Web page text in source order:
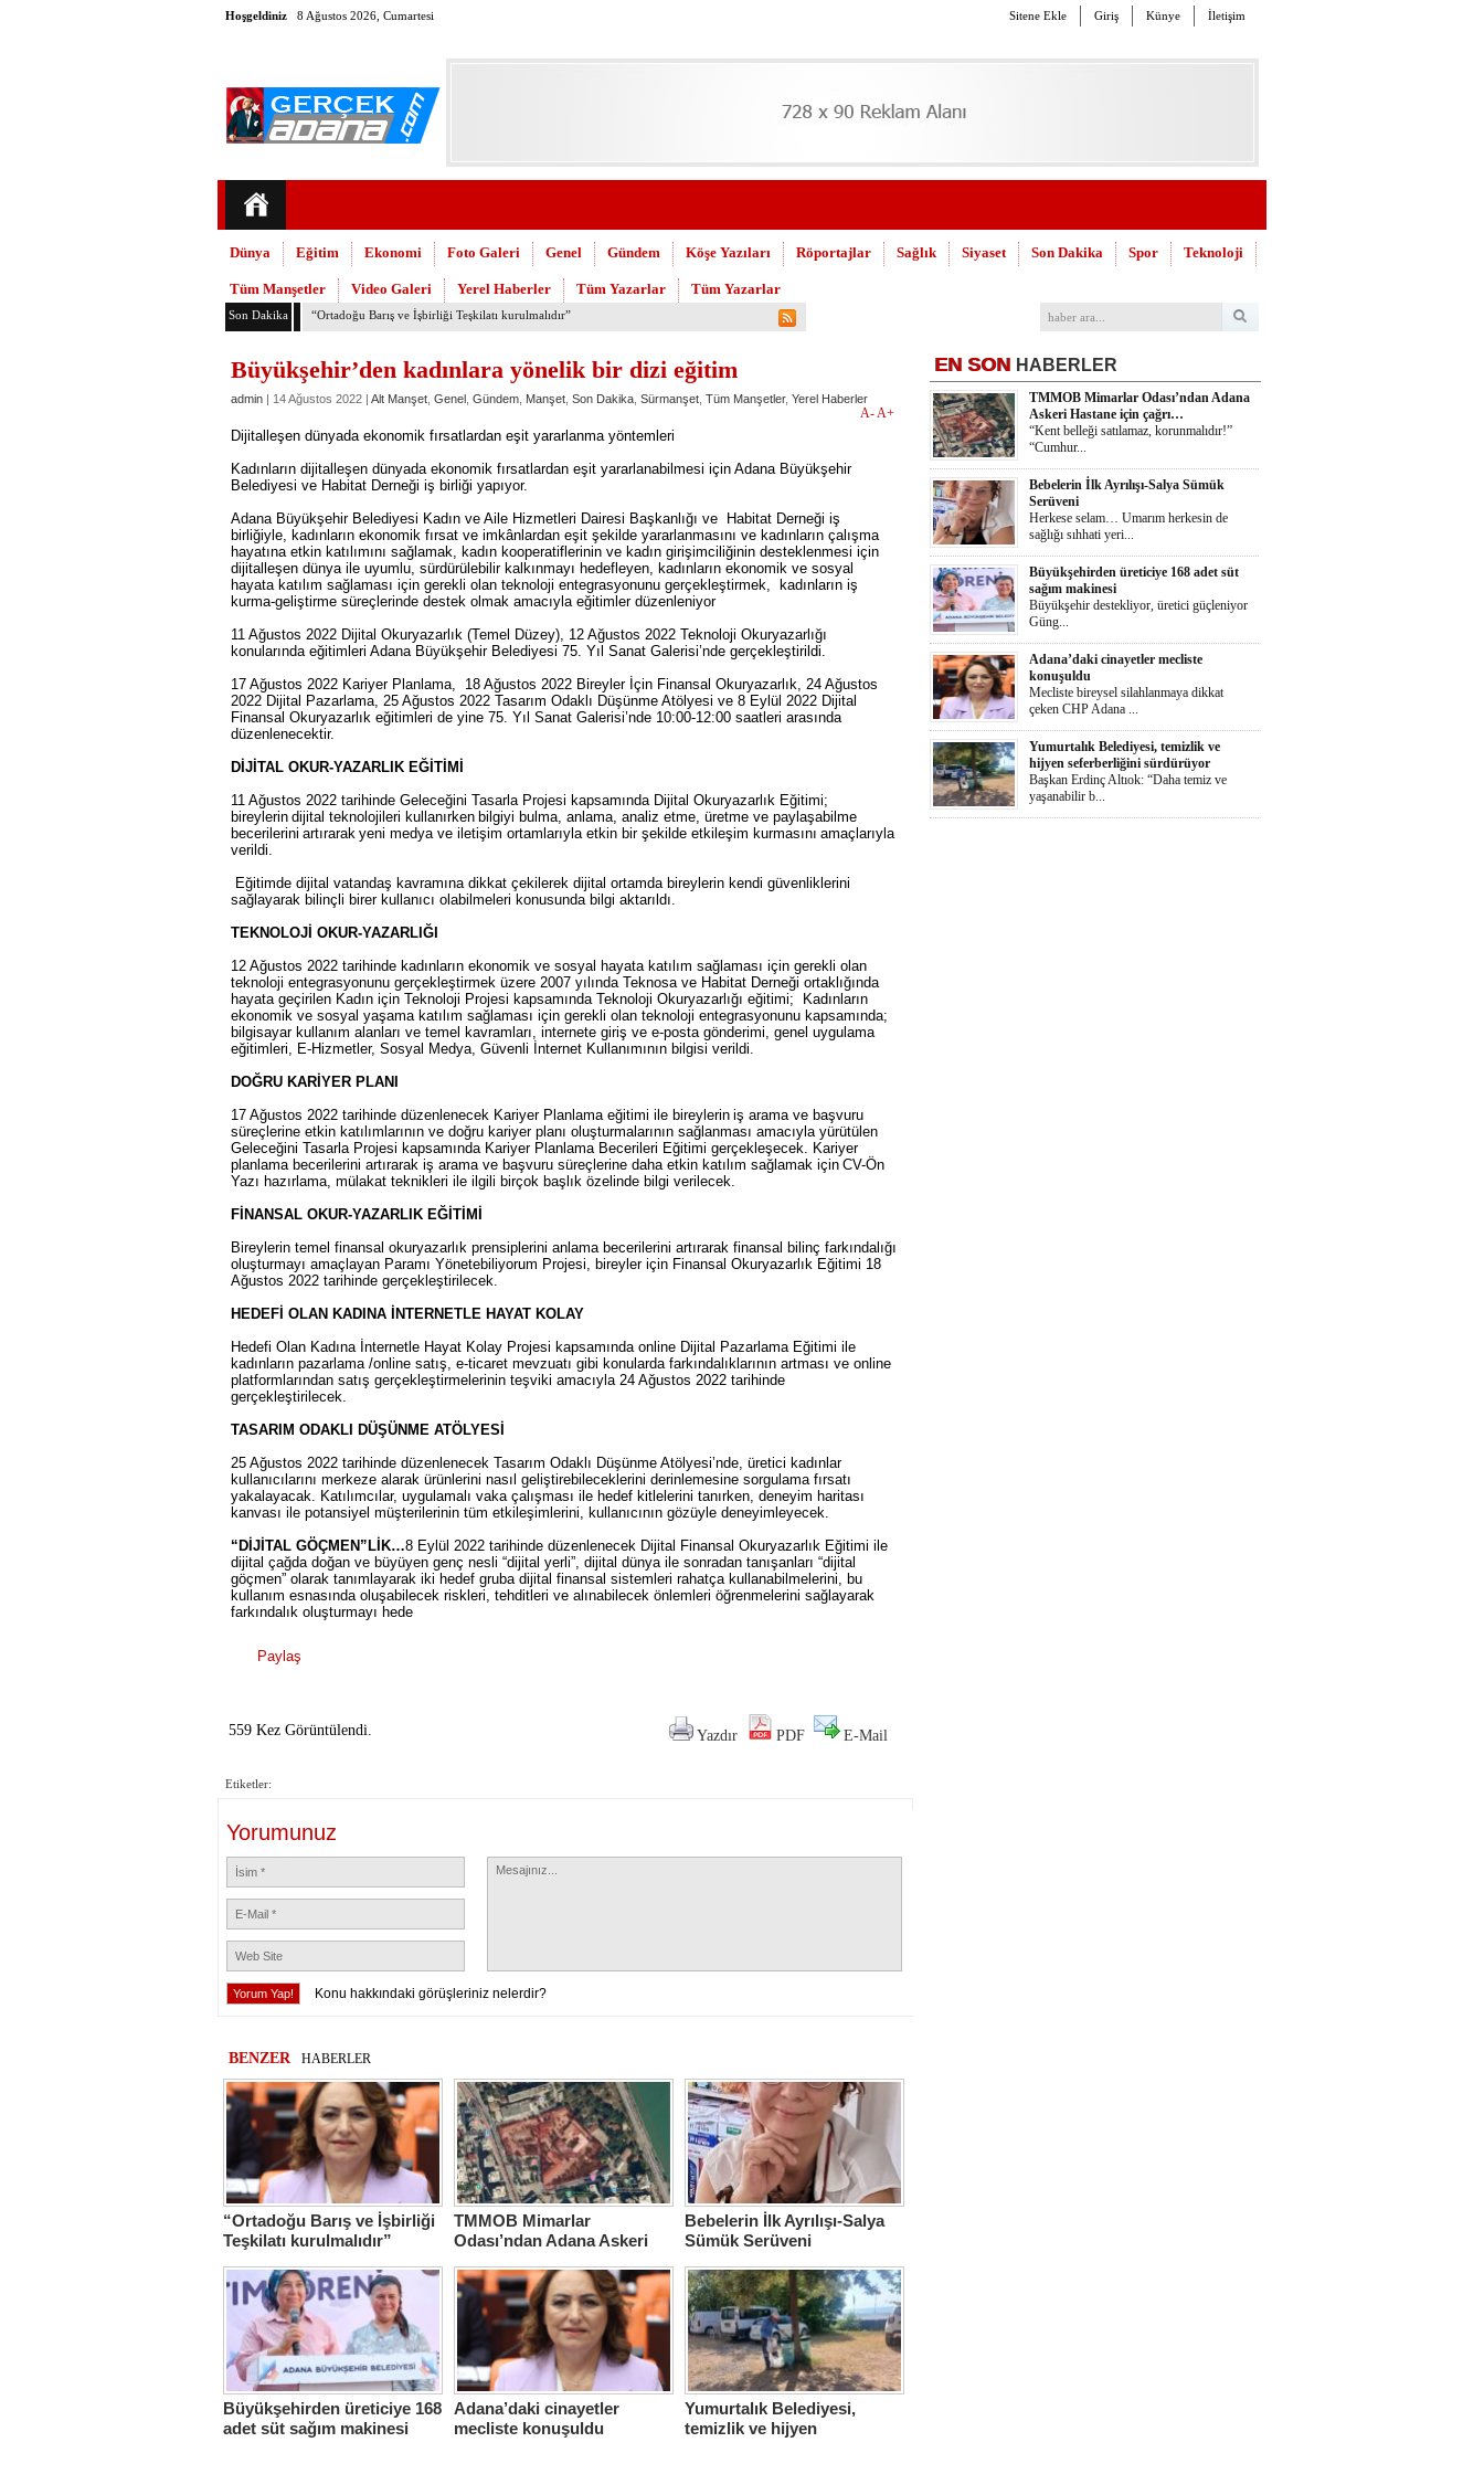
Hoşgeldiniz 8 Ağustos 2026, Cumartesi Sitene Ekle Giriş Künye İletişim
Dünya Eğitim Ekonomi Foto Galeri Genel Gündem Köşe Yazıları Röportajlar Sağlık Siyaset Son Dakika Spor Teknoloji
Tüm Manşetler Video Galeri Yerel Haberler Tüm Yazarlar Tüm Yazarlar
Son Dakika TMMOB Mimarlar Odası’ndan Adana Askeri Hastane için çağrı…
Büyükşehir’den kadınlara yönelik bir dizi eğitim
admin | 14 Ağustos 2022 | Alt Manşet Genel Gündem Manşet Son Dakika Sürmanşet Tüm Manşetler, Yerel Haberler
A-A+
Dijitalleşen dünyada ekonomik fırsatlardan eşit yararlanma yöntemleri
Kadınların dijitalleşen dünyada ekonomik fırsatlardan eşit yararlanabilmesi için Adana Büyükşehir
Belediyesi ve Habitat Derneği iş birliği yapıyor.
Adana Büyükşehir Belediyesi Kadın ve Aile Hizmetleri Dairesi Başkanlığı ve Habitat Derneği iş
birliğiyle, kadınların ekonomik fırsat ve imkânlardan eşit şekilde yararlanmasını ve kadınların çalışma
hayatına etkin katılımını sağlamak, kadın kooperatiflerinin ve kadın girişimciliğinin desteklenmesi için
dijitalleşen dünya ile uyumlu, sürdürülebilir kalkınmayı hedefleyen, kadınların ekonomik ve sosyal
hayata katılım sağlaması için gerekli olan teknoloji entegrasyonunu gerçekleştirmek, kadınların iş
kurma-geliştirme süreçlerinde destek olmak amacıyla eğitimler düzenleniyor
11 Ağustos 2022 Dijital Okuryazarlık (Temel Düzey), 12 Ağustos 2022 Teknoloji Okuryazarlığı
konularında eğitimleri Adana Büyükşehir Belediyesi 75. Yıl Sanat Galerisi’nde gerçekleştirildi.
17 Ağustos 2022 Kariyer Planlama, 18 Ağustos 2022 Bireyler İçin Finansal Okuryazarlık, 24 Ağustos
2022 Dijital Pazarlama, 25 Ağustos 2022 Tasarım Odaklı Düşünme Atölyesi ve 8 Eylül 2022 Dijital
Finansal Okuryazarlık eğitimleri de yine 75. Yıl Sanat Galerisi’nde 10:00-12:00 saatleri arasında
düzenlenecektir.
DİJİTAL OKUR-YAZARLIK EĞİTİMİ
11 Ağustos 2022 tarihinde Geleceğini Tasarla Projesi kapsamında Dijital Okuryazarlık Eğitimi;
bireylerin dijital teknolojileri kullanırken bilgiyi bulma, anlama, analiz etme, üretme ve paylaşabilme
becerilerini artırarak yeni medya ve iletişim ortamlarıyla etkin bir şekilde etkileşim kurmasını amaçlarıyla
verildi.
Eğitimde dijital vatandaş kavramına dikkat çekilerek dijital ortamda bireylerin kendi güvenliklerini
sağlayarak bilinçli birer kullanıcı olabilmeleri konusunda bilgi aktarıldı.
TEKNOLOJİ OKUR-YAZARLIĞI
12 Ağustos 2022 tarihinde kadınların ekonomik ve sosyal hayata katılım sağlaması için gerekli olan
teknoloji entegrasyonunu gerçekleştirmek üzere 2007 yılında Teknosa ve Habitat Derneği ortaklığında
hayata geçirilen Kadın için Teknoloji Projesi kapsamında Teknoloji Okuryazarlığı eğitimi; Kadınların
ekonomik ve sosyal yaşama katılım sağlaması için gerekli olan teknoloji entegrasyonunu kapsamında;
bilgisayar kullanım alanları ve temel kavramları, internete giriş ve e-posta gönderimi, genel uygulama
eğitimleri, E-Hizmetler, Sosyal Medya, Güvenli İnternet Kullanımının bilgisi verildi.
DOĞRU KARİYER PLANI
17 Ağustos 2022 tarihinde düzenlenecek Kariyer Planlama eğitimi ile bireylerin iş arama ve başvuru
süreçlerine etkin katılımlarının ve doğru kariyer planı oluşturmalarının sağlanması amacıyla yürütülen
Geleceğini Tasarla Projesi kapsamında Kariyer Planlama Becerileri Eğitimi gerçekleşecek. Kariyer
planlama becerilerini artırarak iş arama ve başvuru süreçlerine daha etkin katılım sağlamak için CV-Ön
Yazı hazırlama, mülakat teknikleri ile ilgili birçok başlık özelinde bilgi verilecek.
FİNANSAL OKUR-YAZARLIK EĞİTİMİ
Bireylerin temel finansal okuryazarlık prensiplerini anlama becerilerini artırarak finansal bilinç farkındalığı
oluşturmayı amaçlayan Paramı Yönetebiliyorum Projesi, bireyler için Finansal Okuryazarlık Eğitimi 18
Ağustos 2022 tarihinde gerçekleştirilecek.
HEDEFİ OLAN KADINA İNTERNETLE HAYAT KOLAY
Hedefi Olan Kadına İnternetle Hayat Kolay Projesi kapsamında online Dijital Pazarlama Eğitimi ile
kadınların pazarlama /online satış, e-ticaret mevzuatı gibi konularda farkındalıklarının artması ve online
platformlarından satış gerçekleştirmelerinin teşviki amacıyla 24 Ağustos 2022 tarihinde
gerçekleştirilecek.
TASARIM ODAKLI DÜŞÜNME ATÖLYESİ
25 Ağustos 2022 tarihinde düzenlenecek Tasarım Odaklı Düşünme Atölyesi’nde, üretici kadınlar
kullanıcılarını merkeze alarak ürünlerini nasıl geliştirebileceklerini derinlemesine sorgulama fırsatı
yakalayacak. Katılımcılar, uygulamalı vaka çalışması ile hedef kitlelerini tanırken, deneyim haritası
kanvası ile potansiyel müşterilerinin tüm etkileşimlerini, kullanıcının gözüyle deneyimleyecek.
“DİJİTAL GÖÇMEN”LİK…8 Eylül 2022 tarihinde düzenlenecek Dijital Finansal Okuryazarlık Eğitimi ile
dijital çağda doğan ve büyüyen genç nesli “dijital yerli”, dijital dünya ile sonradan tanışanları “dijital
göçmen” olarak tanımlayarak iki hedef gruba dijital finansal sistemleri rahatça kullanabilmelerini, bu
kullanım esnasında oluşabilecek riskleri, tehditleri ve alınabilecek önlemleri öğrenmelerini sağlayarak
farkındalık oluşturmayı hede
Paylaş
559 Kez Görüntülendi. Yazdır PDF E-Mail
Etiketler:
Yorumunuz
Konu hakkındaki görüşleriniz nelerdir?
BENZER HABERLER
“Ortadoğu Barış ve İşbirliği
Teşkilatı kurulmalıdır”
TMMOB Mimarlar
Odası’ndan Adana Askeri
Bebelerin İlk Ayrılışı-Salya
Sümük Serüveni
Büyükşehirden üreticiye 168
adet süt sağım makinesi
Adana’daki cinayetler
mecliste konuşuldu
Yumurtalık Belediyesi,
temizlik ve hijyen
EN SON HABERLER
TMMOB Mimarlar Odası’ndan Adana
Askeri Hastane için çağrı…
“Kent belleği satılamaz, korunmalıdır!”
“Cumhur...
Bebelerin İlk Ayrılışı-Salya Sümük
Serüveni
Herkese selam… Umarım herkesin de
sağlığı sıhhati yeri...
Büyükşehirden üreticiye 168 adet süt
sağım makinesi
Büyükşehir destekliyor, üretici güçleniyor
Güng...
Adana’daki cinayetler mecliste
konuşuldu
Mecliste bireysel silahlanmaya dikkat
çeken CHP Adana ...
Yumurtalık Belediyesi, temizlik ve
hijyen seferberliğini sürdürüyor
Başkan Erdinç Altıok: “Daha temiz ve
yaşanabilir b...